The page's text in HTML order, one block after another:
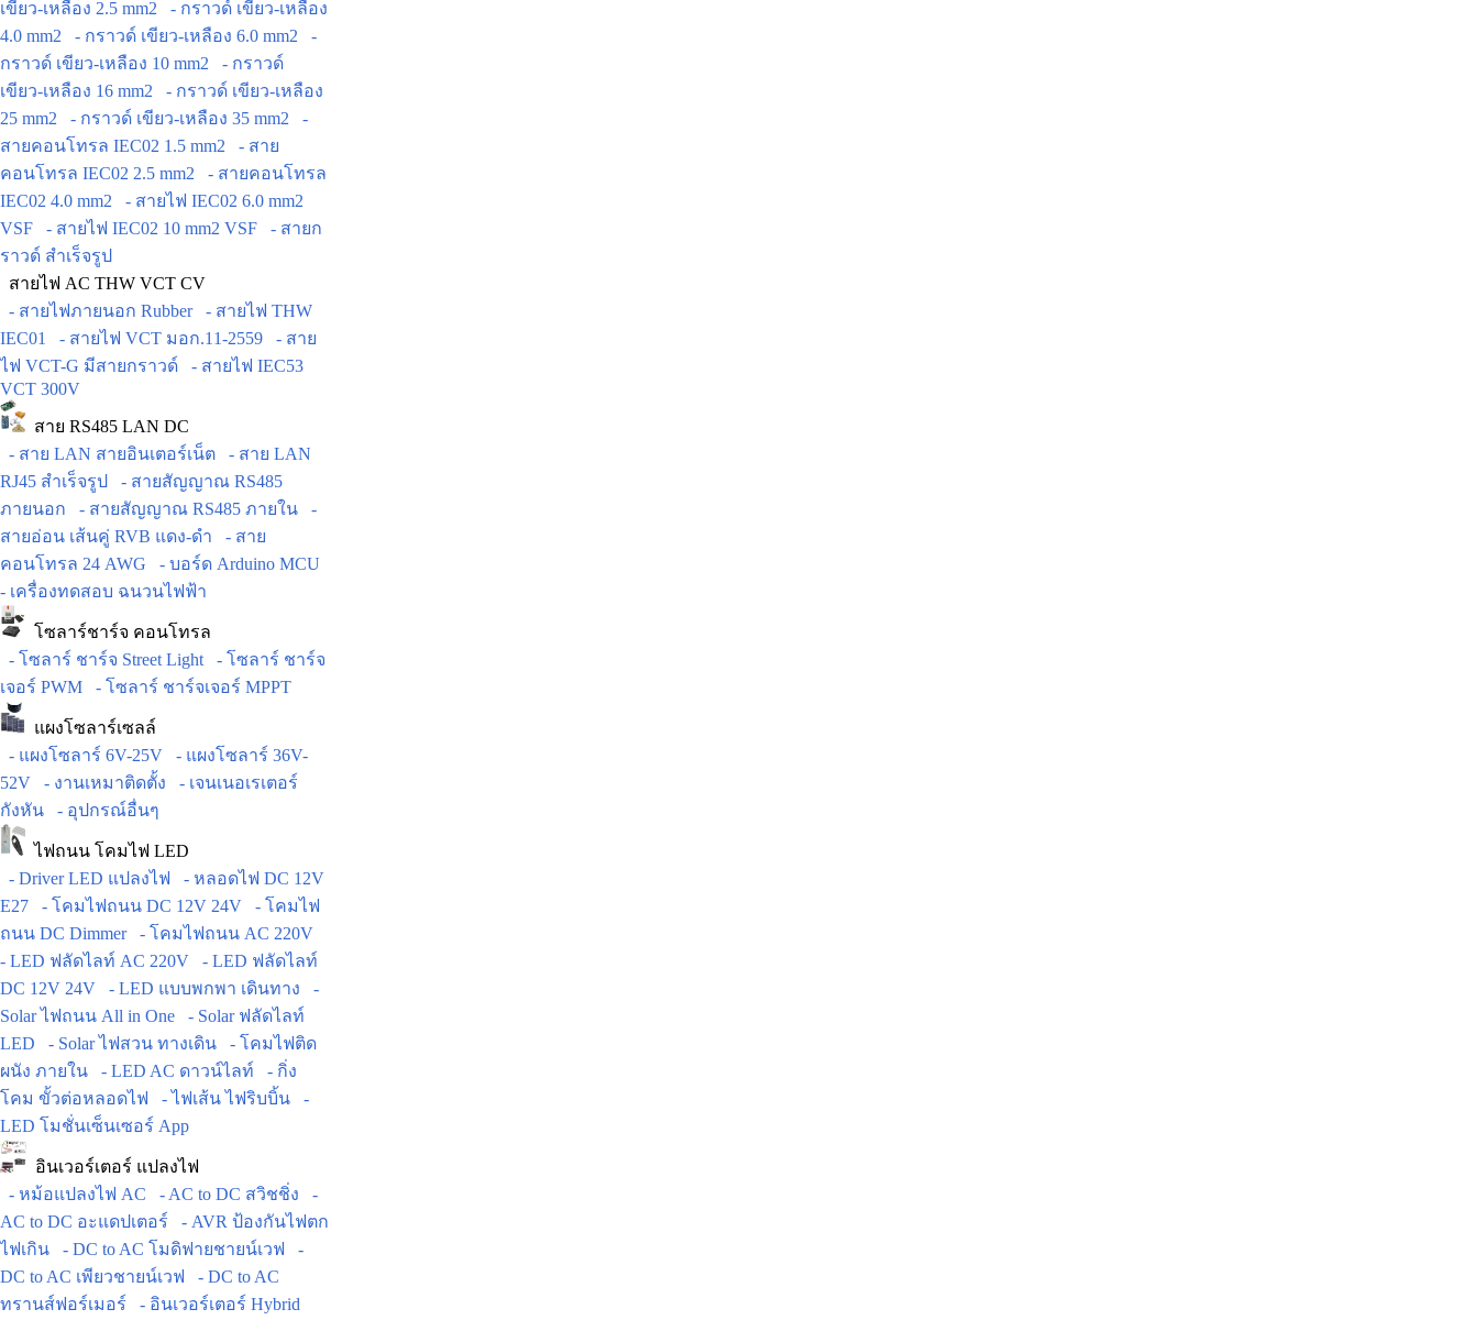
เขียว-เหลือง 2.5 mm2
- กราวด์ เขียว-เหลือง
4.0 mm2
- กราวด์ เขียว-เหลือง 6.0 mm2
-
กราวด์ เขียว-เหลือง 10 mm2
- กราวด์
เขียว-เหลือง 16 mm2
- กราวด์ เขียว-เหลือง
25 mm2
- กราวด์ เขียว-เหลือง 35 mm2
-
สายคอนโทรล IEC02 1.5 mm2
- สาย
คอนโทรล IEC02 2.5 mm2
- สายคอนโทรล
IEC02 4.0 mm2
- สายไฟ IEC02 6.0 mm2
VSF
- สายไฟ IEC02 10 mm2 VSF
- สายก
ราวด์ สำเร็จรูป
สายไฟ AC THW VCT CV
- สายไฟภายนอก Rubber
- สายไฟ THW
IEC01
- สายไฟ VCT มอก.11-2559
- สาย
ไฟ VCT-G มีสายกราวด์
- สายไฟ IEC53
VCT 300V
สาย RS485 LAN DC
- สาย LAN สายอินเตอร์เน็ต
- สาย LAN
RJ45 สำเร็จรูป
- สายสัญญาณ RS485
ภายนอก
- สายสัญญาณ RS485 ภายใน
-
สายอ่อน เส้นคู่ RVB แดง-ดำ
- สาย
คอนโทรล 24 AWG
- บอร์ด Arduino MCU
- เครื่องทดสอบ ฉนวนไฟฟ้า
โซลาร์ชาร์จ คอนโทรล
- โซลาร์ ชาร์จ Street Light
- โซลาร์ ชาร์จ
เจอร์ PWM
- โซลาร์ ชาร์จเจอร์ MPPT
แผงโซลาร์เซลล์
- แผงโซลาร์ 6V-25V
- แผงโซลาร์ 36V-
52V
- งานเหมาติดตั้ง
- เจนเนอเรเตอร์
กังหัน
- อุปกรณ์อื่นๆ
ไฟถนน โคมไฟ LED
- Driver LED แปลงไฟ
- หลอดไฟ DC 12V
E27
- โคมไฟถนน DC 12V 24V
- โคมไฟ
ถนน DC Dimmer
- โคมไฟถนน AC 220V
- LED ฟลัดไลท์ AC 220V
- LED ฟลัดไลท์
DC 12V 24V
- LED แบบพกพา เดินทาง
-
Solar ไฟถนน All in One
- Solar ฟลัดไลท์
LED
- Solar ไฟสวน ทางเดิน
- โคมไฟติด
ผนัง ภายใน
- LED AC ดาวน์ไลท์
- กิ่ง
โคม ขั้วต่อหลอดไฟ
- ไฟเส้น ไฟริบบิ้น
-
LED โมชั่นเซ็นเซอร์ App
อินเวอร์เตอร์ แปลงไฟ
- หม้อแปลงไฟ AC
- AC to DC สวิชชิ่ง
-
AC to DC อะแดปเตอร์
- AVR ป้องกันไฟตก
ไฟเกิน
- DC to AC โมดิฟายชายน์เวฟ
-
DC to AC เพียวชายน์เวฟ
- DC to AC
ทรานส์ฟอร์เมอร์
- อินเวอร์เตอร์ Hybrid